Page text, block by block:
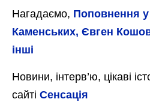
Нагадаємо, Поповнення
Каменських, Євген
інші
Новини, інтерв’ю, цікаві
сайті Сенсація